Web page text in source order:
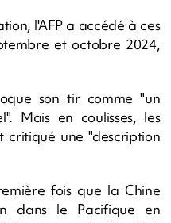
l'AFP a accédé à ces
et octobre 2024,
son tir comme "un
Mais en coulisses, les
critiqué une "description
fois que la Chine
dans le Pacifique en